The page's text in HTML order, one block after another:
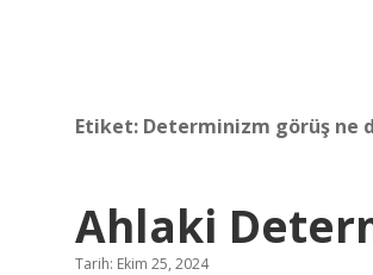
Etiket: Determinizm görüş ne
Ahlaki
Tarih: Ekim 25, 2024